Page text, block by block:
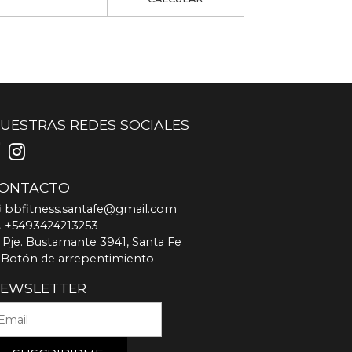
REDES SOCIALES
bbfitness.santafe@gmail.com
+5493424213253
Pje. Bustamante 3941, Santa Fe
Botón de arrepentimiento